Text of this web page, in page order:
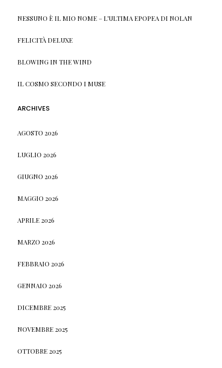
NESSUNO È IL MIO NOME – L’ULTIMA EPOPEA DI NOLAN
FELICITÀ DELUXE
BLOWING IN THE WIND
IL COSMO SECONDO I MUSE
ARCHIVES
AGOSTO 2026
LUGLIO 2026
GIUGNO 2026
MAGGIO 2026
APRILE 2026
MARZO 2026
FEBBRAIO 2026
GENNAIO 2026
DICEMBRE 2025
NOVEMBRE 2025
OTTOBRE 2025